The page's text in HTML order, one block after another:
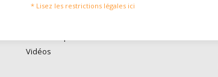
Informations
Vidéos
* Lisez les restrictions légales ici